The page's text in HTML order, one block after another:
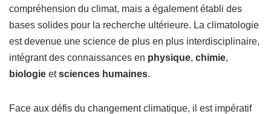
compréhension du climat, mais a également établi des
bases solides pour la recherche ultérieure. La climatologie
est devenue une science de plus en plus interdisciplinaire,
intégrant des connaissances en physique, chimie,
biologie etsciences humaines.
Face aux défis du changement climatique, il est impératif